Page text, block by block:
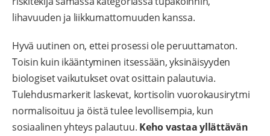
lihavuuden ja liikkumattomuuden kanssa.
Hyvä uutinen on, ettei prosessi ole peruuttamaton.
Toisin kuin ikääntyminen itsessään, yksinäisyyden
biologiset vaikutukset ovat osittain palautuvia.
Tulehdusmarkerit laskevat, kortisolin vuorokausirytmi
normalisoituu ja öistä tulee levollisempia, kun
sosiaalinen yhteys palautuu. Keho vastaa yllättävän